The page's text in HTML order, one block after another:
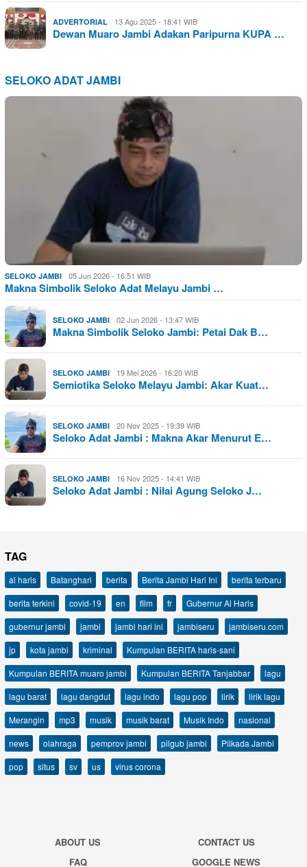
ADVERTORIAL 13 Agu 2025 - 18:41 WIB
Dewan Muaro Jambi Adakan Paripurna KUPA …
SELOKO ADAT JAMBI
SELOKO JAMBI 05 Jun 2026 - 16:51 WIB
Makna Simbolik Seloko Adat Melayu Jambi …
SELOKO JAMBI 02 Jun 2026 - 13:47 WIB
Makna Simbolik Seloko Jambi: Petai Dak B…
SELOKO JAMBI 19 Mei 2026 - 16:20 WIB
Semiotika Seloko Melayu Jambi: Akar Kuat…
SELOKO JAMBI 20 Nov 2025 - 19:39 WIB
Seloko Adat Jambi : Makna Akar Menurut E…
SELOKO JAMBI 16 Nov 2025 - 14:41 WIB
Seloko Adat Jambi : Nilai Agung Seloko J…
TAG
al haris Batanghari berita Berita Jambi Hari Ini
berita terbaru
berita terkini
covid-19 en film fr
Gubernur Al Haris
gubernur jambi
jambi jambi hari ini jambiseru
jambiseru.com
jp
kota jambi kriminal
Kumpulan BERITA haris-sani
Kumpulan BERITA muaro jambi
Kumpulan BERITA Tanjabbar
lagu
lagu barat
lagu dangdut lagu indo lagu pop lirik
lirik lagu
Merangin
mp3 musik musik barat Musik Indo
nasional
news
olahraga pemprov jambi pilgub jambi
Pilkada Jambi
pop
situs sv us virus corona
ABOUT US
CONTACT US
FAQ
GOOGLE NEWS